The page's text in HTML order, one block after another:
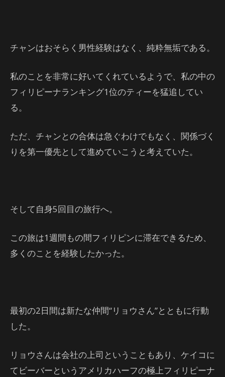
チャンはおそらく男性経験はなく、純粋無垢である。
私のことを非常に好いてくれているようで、私の中の
フィリピーナランキング1位のティーを猛追してい
る。
ただ、チャンとの合体は急ぐわけでもなく、関係づく
りを第一優先として進めていこうと考えていた。
そして自身5回目の旅行へ。
この旅は1週間もの間フィリピンに滞在できるため、
多くのことを経験したかった。
最初の2日間は新たな仲間“リョウさん”とともに行動
した。
リョウさんは会社の上司ということもあり、ケイコに
てビーバーというアメリカハーフの極上フィリピーナ